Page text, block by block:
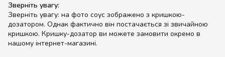
Зверніть увагу:
Зверніть увагу: на фото соус зображено з кришкою-
дозатором. Однак фактично він постачається зі звичайною
кришкою. Кришку-дозатор ви можете замовити окремо в
нашому інтернет-магазині.